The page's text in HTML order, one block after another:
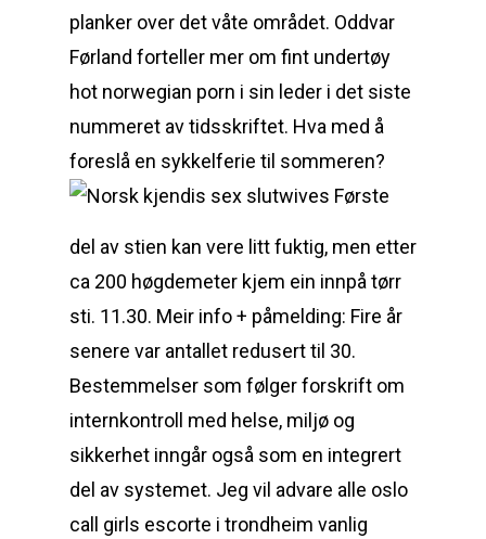
planker over det våte området. Oddvar
Førland forteller mer om fint undertøy
hot norwegian porn i sin leder i det siste
nummeret av tidsskriftet. Hva med å
foreslå en sykkelferie til sommeren?
Første
del av stien kan vere litt fuktig, men etter
ca 200 høgdemeter kjem ein innpå tørr
sti. 11.30. Meir info + påmelding: Fire år
senere var antallet redusert til 30.
Bestemmelser som følger forskrift om
internkontroll med helse, miljø og
sikkerhet inngår også som en integrert
del av systemet. Jeg vil advare alle oslo
call girls escorte i trondheim vanlig